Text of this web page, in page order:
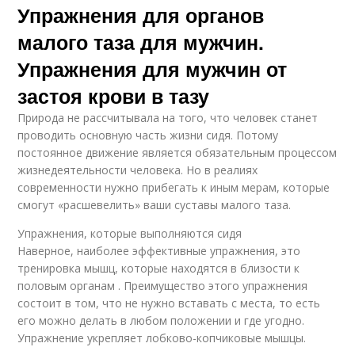
Упражнения для органов
малого таза для мужчин.
Упражнения для мужчин от
застоя крови в тазу
Природа не рассчитывала на того, что человек станет
проводить основную часть жизни сидя. Потому
постоянное движение является обязательным процессом
жизнедеятельности человека. Но в реалиях
современности нужно прибегать к иным мерам, которые
смогут «расшевелить» ваши суставы малого таза.
Упражнения, которые выполняются сидя
Наверное, наиболее эффективные упражнения, это
тренировка мышц, которые находятся в близости к
половым органам . Преимущество этого упражнения
состоит в том, что не нужно вставать с места, то есть
его можно делать в любом положении и где угодно.
Упражнение укрепляет лобково-копчиковые мышцы.